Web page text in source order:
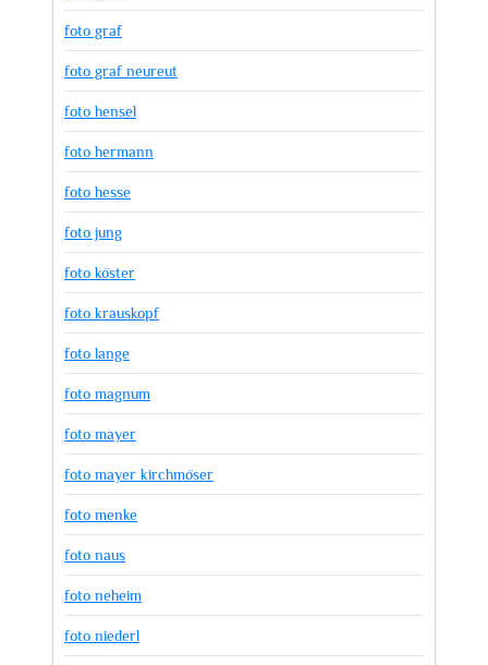
foto graf
foto graf neureut
foto hensel
foto hermann
foto hesse
foto jung
foto köster
foto krauskopf
foto lange
foto magnum
foto mayer
foto mayer kirchmöser
foto menke
foto naus
foto neheim
foto niederl